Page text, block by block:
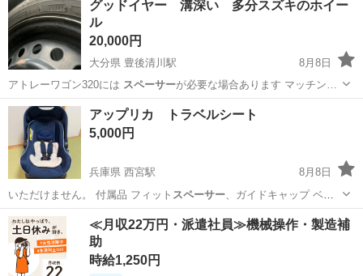
グッドイヤー 溝深い 多分スズキのホイー
ル
20,000円
大分県 豊後清川駅
8月8日
アトレーワゴン320には スペーサー が必要な場合あります マッチン…
大分 豊後大野市 豊後清川駅 タイヤ、ホイール
ホイール
アップリカ トラベルシート
5,000円
兵庫県 西宮駅
8月8日
いただけません。 付属品 フィット スペーサー、ガイドキャップ ベー
スとセットな…
兵庫 西宮市 西宮駅 ベビー用品 アップリカ
≪月収22万円・派遣社員≫機械操作・製造補
助
時給1,250円